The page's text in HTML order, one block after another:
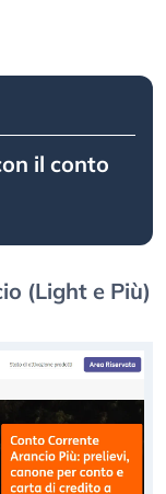
il conto
(Light e Più)